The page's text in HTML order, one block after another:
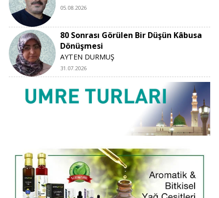
05.08.2026
80 Sonrası Görülen Bir Düşün Kâbusa
Dönüşmesi
AYTEN DURMUŞ
31.07.2026